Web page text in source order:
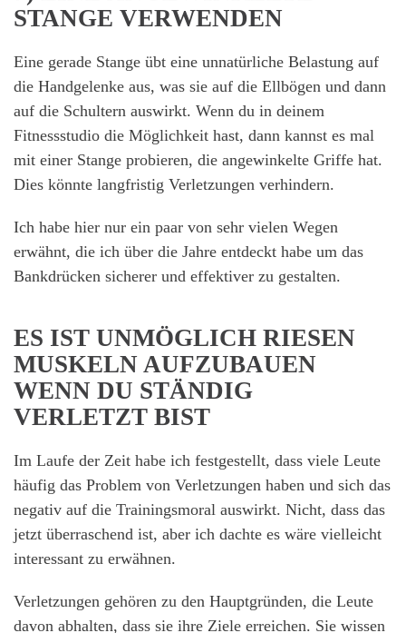
STANGE VERWENDEN
Eine gerade Stange übt eine unnatürliche Belastung auf
die Handgelenke aus, was sie auf die Ellbögen und dann
auf die Schultern auswirkt. Wenn du in deinem
Fitnessstudio die Möglichkeit hast, dann kannst es mal
mit einer Stange probieren, die angewinkelte Griffe hat.
Dies könnte langfristig Verletzungen verhindern.
Ich habe hier nur ein paar von sehr vielen Wegen
erwähnt, die ich über die Jahre entdeckt habe um das
Bankdrücken sicherer und effektiver zu gestalten.
ES IST UNMÖGLICH RIESEN
MUSKELN AUFZUBAUEN
WENN DU STÄNDIG
VERLETZT BIST
Im Laufe der Zeit habe ich festgestellt, dass viele Leute
häufig das Problem von Verletzungen haben und sich das
negativ auf die Trainingsmoral auswirkt. Nicht, dass das
jetzt überraschend ist, aber ich dachte es wäre vielleicht
interessant zu erwähnen.
Verletzungen gehören zu den Hauptgründen, die Leute
davon abhalten, dass sie ihre Ziele erreichen. Sie wissen